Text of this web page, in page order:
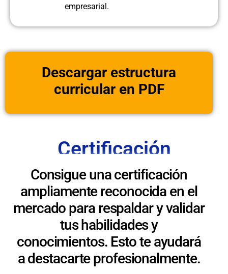
empresarial.
Descargar estructura
curricular en PDF
Certificación
Consigue una certificación
ampliamente reconocida en el
mercado para respaldar y validar
tus habilidades y
conocimientos. Esto te ayudará
a destacarte profesionalmente.